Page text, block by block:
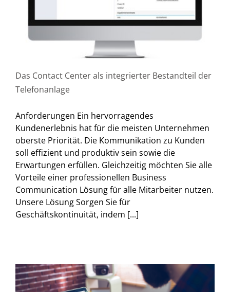
Das Contact Center als integrierter Bestandteil der
Telefonanlage
Anforderungen Ein hervorragendes
Kundenerlebnis hat für die meisten Unternehmen
oberste Priorität. Die Kommunikation zu Kunden
soll effizient und produktiv sein sowie die
Erwartungen erfüllen. Gleichzeitig möchten Sie alle
Vorteile einer professionellen Business
Communication Lösung für alle Mitarbeiter nutzen.
Unsere Lösung Sorgen Sie für
Geschäftskontinuität, indem [...]